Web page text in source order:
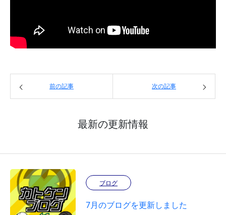
前の記事 次の記事
最新の更新情報
ブログ
7月のブログを更新しました